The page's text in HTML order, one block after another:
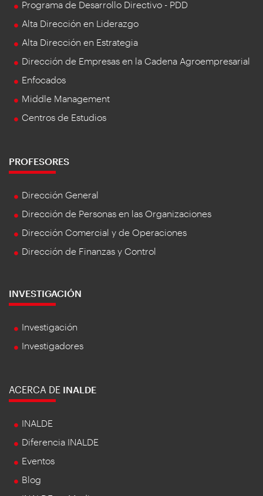
Programa de Desarrollo Directivo - PDD
Alta Dirección en Liderazgo
Alta Dirección en Estrategia
Dirección de Empresas en la Cadena Agroempresarial
Enfocados
Middle Management
Centros de Estudios
PROFESORES
Dirección General
Dirección de Personas en las Organizaciones
Dirección Comercial y de Operaciones
Dirección de Finanzas y Control
INVESTIGACIÓN
Investigación
Investigadores
ACERCA DE INALDE
INALDE
Diferencia INALDE
Eventos
Blog